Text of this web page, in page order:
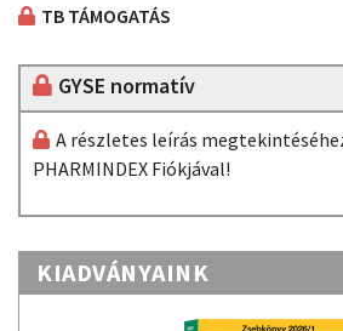
TB TÁMOGATÁS
GYSE normatív
A részletes leírás
PHARMINDEX Fiókjával!
KIADVÁNYAINK